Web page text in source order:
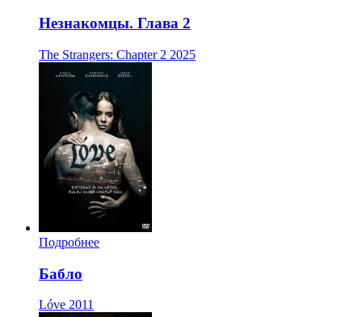
Незнакомцы. Глава 2
The Strangers: Chapter 2 2025
Подробнее
Бабло
Lóve 2011